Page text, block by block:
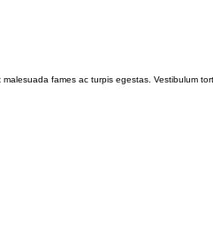
fames ac turpis egestas. Vestibulum